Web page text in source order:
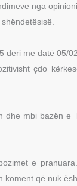
nga
deri me datë 05/
çdo
dhe mbi bazën
e
që nuk